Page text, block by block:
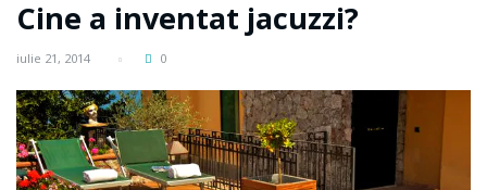
Cine a inventat jacuzzi?
iulie 21, 2014 0